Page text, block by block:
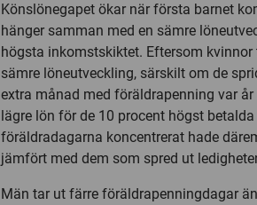
Könslönegapet ökar när första barnet
hänger samman med en sämre
högsta inkomstskiktet. Eftersom
sämre löneutveckling, särskilt om de
extra månad med föräldrapenning var
lägre lön för de 10 procent högst
föräldradagarna koncentrerat hade
jämfört med dem som spred ut
Män tar ut färre föräldrapenningdagar